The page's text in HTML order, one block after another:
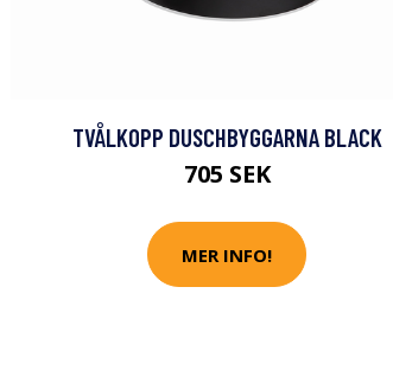
TVÅLKOPP DUSCHBYGGARNA BLACK
705 SEK
MER INFO!